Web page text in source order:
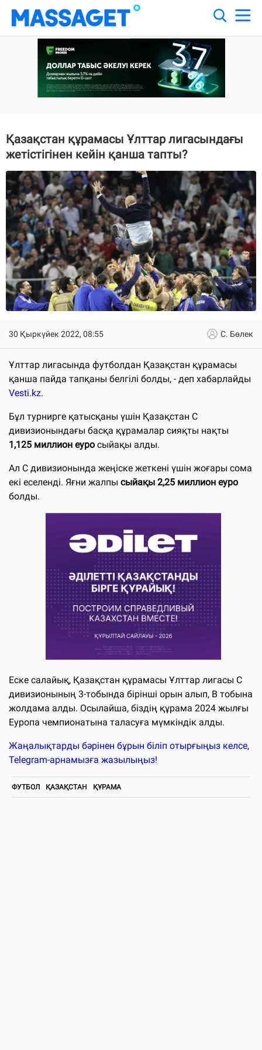
Қазақстан құрамасы Ұлттар лигасындағы
жетістігінен кейін қанша тапты?
30 Қыркүйек 2022, 08:55 С. Бөлек
Ұлттар лигасында футболдан Қазақстан құрамасы
қанша пайда тапқаны белгілі болды, - деп хабарлайды
Vesti.kz.
Бұл турнирге қатысқаны үшін Қазақстан С
дивизионындағы басқа құрамалар сияқты нақты
1,125 миллион еуро сыйақы алды.
Ал С дивизионында жеңіске жеткені үшін жоғары сома
екі еселенді. Яғни жалпы сыйақы 2,25 миллион еуро
болды.
Еске салайық, Қазақстан құрамасы Ұлттар лигасы С
дивизионының 3-тобында бірінші орын алып, В тобына
жолдама алды. Осылайша, біздің құрама 2024 жылғы
Еуропа чемпионатына таласуға мүмкіндік алды.
Жаңалықтарды бәрінен бұрын біліп отырғыңыз келсе,
Telegram-арнамызға жазылыңыз!
ФУТБОЛ ҚАЗАҚСТАН ҚҰРАМА